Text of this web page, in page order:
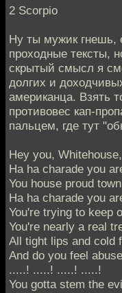
2 Scorpio
Ну ты мужик гнешь,
проходные тексты,
скрытый смысл я
долгих и
американца. Взять
противовес кап-
пальцем, где тут
Hey you, Whitehouse,
Ha ha charade you
You house proud
Ha ha charade you
You're trying to keep
You're nearly a real
All tight lips and cold
And do you feel
.....! .....! .....! .....!
You gotta stem the